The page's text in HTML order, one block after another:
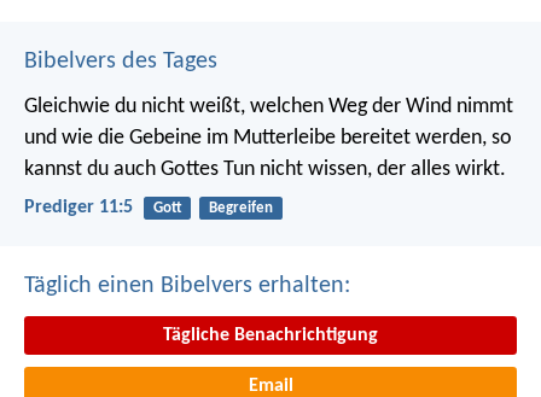
Bibelvers des Tages
Gleichwie du nicht weißt, welchen Weg der Wind nimmt
und wie die Gebeine im Mutterleibe bereitet werden, so
kannst du auch Gottes Tun nicht wissen, der alles wirkt.
Prediger 11:5 Gott Begreifen
Täglich einen Bibelvers erhalten:
Tägliche Benachrichtigung
Email